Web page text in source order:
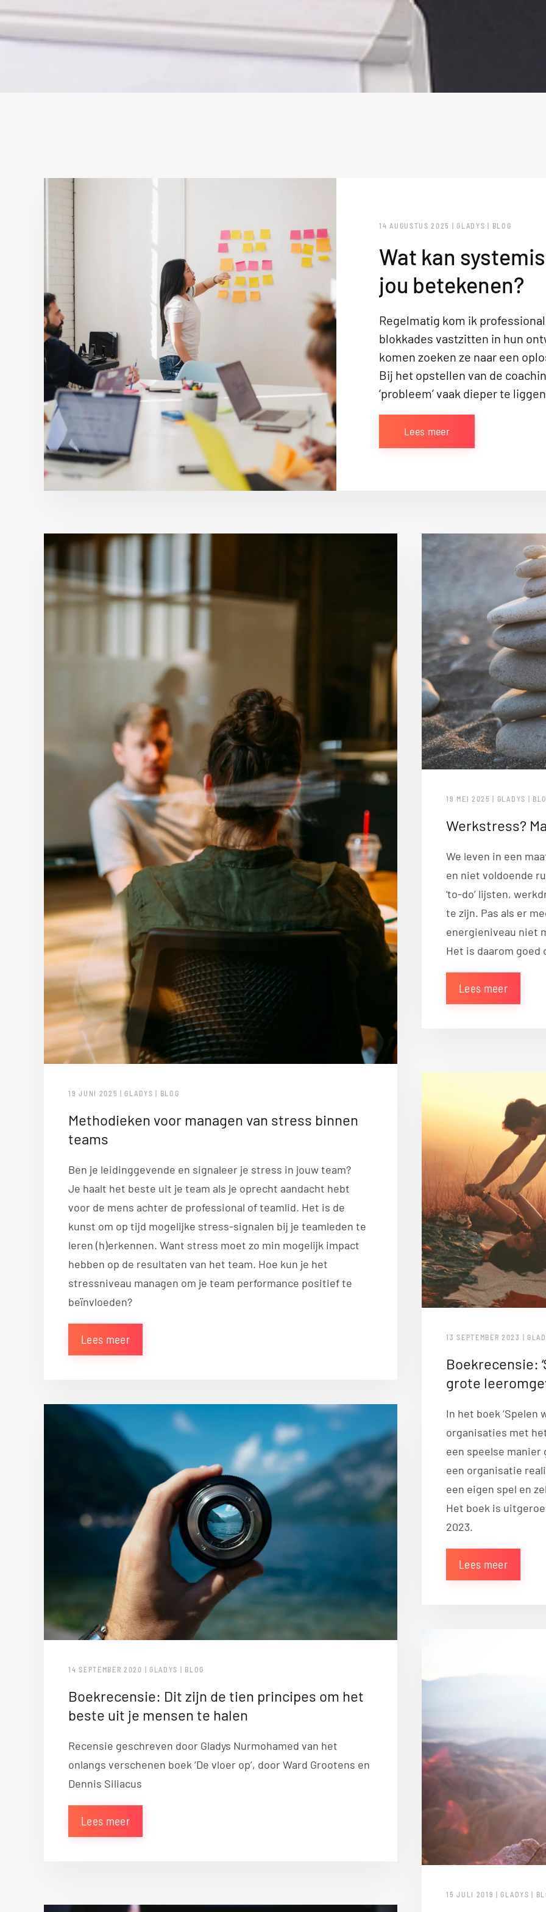
14 AUGUSTUS 2025 | GLADYS | BLOG
Wat kan
jou betekenen?
Regelmatig kom ik
blokkades vastzitten in hun
komen zoeken ze naar een
Bij het opstellen van de
‘probleem’ vaak dieper te
Lees meer
19 JUNI 2025 | GLADYS | BLOG
Methodieken voor managen van stress binnen
teams
Ben je leidinggevende en signaleer je stress in jouw team?
Je haalt het beste uit je team als je oprecht aandacht hebt
voor de mens achter de professional of teamlid. Het is de
kunst om op tijd mogelijke stress-signalen bij je teamleden te
leren (h)erkennen. Want stress moet zo min mogelijk impact
hebben op de resultaten van het team. Hoe kun je het
stressniveau managen om je team performance positief te
beïnvloeden?
Lees meer
19 MEI 2025 | GLADYS |
Werkstress?
We leven in een
en niet voldoende
‘to-do’ lijsten,
te zijn. Pas als er
energieniveau niet
Het is daarom goed
Lees meer
13 SEPTEMBER 2023 |
Boekrecensie:
grote
In het boek ‘Spelen
organisaties met
een speelse
een organisatie
een eigen spel en
Het boek is
2023.
Lees meer
14 SEPTEMBER 2020 | GLADYS | BLOG
Boekrecensie: Dit zijn de tien principes om het
beste uit je mensen te halen
Recensie geschreven door Gladys Nurmohamed van het
onlangs verschenen boek ‘De vloer op’, door Ward Grootens en
Dennis Siliacus
Lees meer
15 JULI 2019 | GLADYS |